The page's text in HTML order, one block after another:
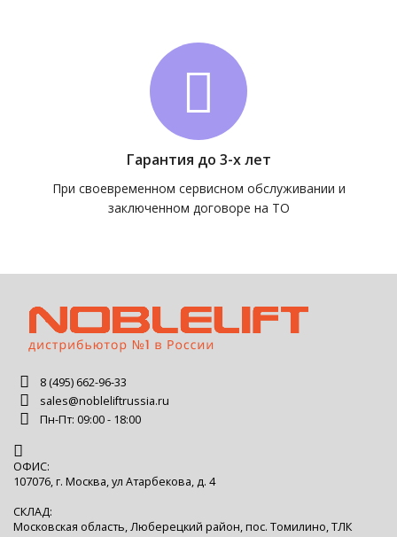
Гарантия до 3-х лет
При своевременном сервисном обслуживании и
заключенном договоре на ТО
8 (495) 662-96-33
sales@nobleliftrussia.ru
Пн-Пт: 09:00 - 18:00
ОФИС:
107076, г. Москва, ул Атарбекова, д. 4
СКЛАД:
Московская область, Люберецкий район, пос. Томилино, ТЛК